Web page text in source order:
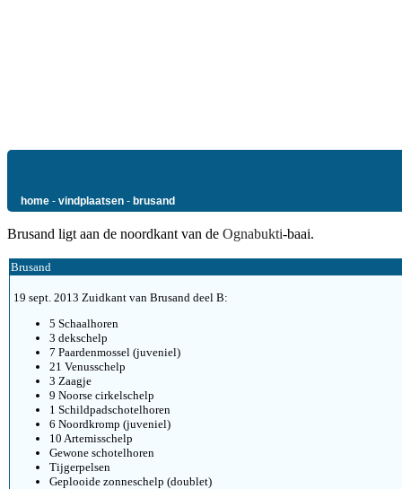
home - vindplaatsen - brusand
Brusand ligt aan de noordkant van de Ognabukti-baai.
Brusand
19 sept. 2013 Zuidkant van Brusand deel B:
5 Schaalhoren
3 dekschelp
7 Paardenmossel (juveniel)
21 Venusschelp
3 Zaagje
9 Noorse cirkelschelp
1 Schildpadschotelhoren
6 Noordkromp (juveniel)
10 Artemisschelp
Gewone schotelhoren
Tijgerpelsen
Geplooide zonneschelp (doublet)